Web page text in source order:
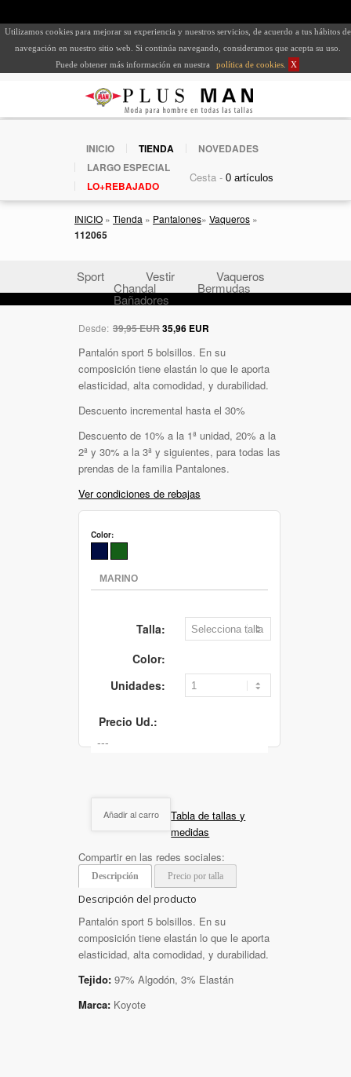
Utilizamos cookies para mejorar su experiencia y nuestros servicios, de acuerdo a tus hábitos de
navegación en nuestro sitio web. Si continúa navegando, consideramos que acepta su uso.
Puede obtener más información en nuestra
política de cookies X
INICIO TIENDA
NOVEDADES
LARGO ESPECIAL
LO+REBAJADO
Cesta -
INICIO » Tienda » Pantalones» Vaqueros »
112065
Sport Vestir Vaqueros
Chandal Bermudas
Bañadores
Desde: 39,95 EUR35,96 EUR
Pantalón sport 5 bolsillos. En su
composición tiene elastán lo que le aporta
elasticidad, alta comodidad, y durabilidad.
Descuento incremental hasta el 30%
Descuento de 10% a la 1ª unidad, 20% a la
2ª y 30% a la 3ª y siguientes, para todas las
prendas de la familia Pantalones.
Ver condiciones de rebajas
Color:
Talla:
Color:
Unidades:
Precio Ud.:
Añadir al carro
Tabla de tallas y
medidas
Compartir en las redes sociales:
Descripción Precio por talla
Descripción del producto
Pantalón sport 5 bolsillos. En su
composición tiene elastán lo que le aporta
elasticidad, alta comodidad, y durabilidad.
Tejido: 97% Algodón, 3% Elastán
Marca: Koyote